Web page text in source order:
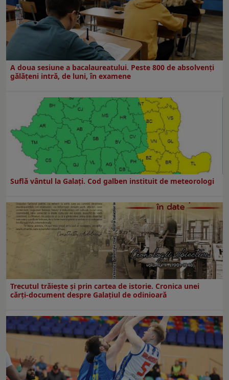
A doua sesiune a bacalaureatului. Peste 800 de absolvenţi
gălăţeni intră, de luni, în examene
Suflă vântul la Galaţi. Cod galben instituit de meteorologi
Trecutul trăiește și prin cartea de istorie. Cronica unei
cărți-document despre Galațiul de odinioară